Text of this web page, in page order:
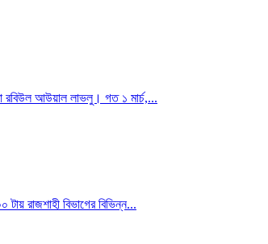
রবিউল আউয়াল লাভলু। গত ১ মার্চ,...
রাজশাহী বিভাগের বিভিন্ন...